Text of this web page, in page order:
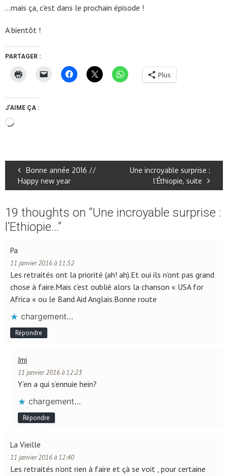
…mais ça, c’est dans le prochain épisode !
A bientôt !
PARTAGER :
Plus
J’AIME ÇA :
Chargement…
Bonne année 2016 //
Happy new year
Une incroyable surprise :
l’Éthiopie, suite
19 thoughts on “Une incroyable surprise :
l’Ethiopie…”
Pa
11 janvier 2016 à 11:52
Les retraités ont la priorité (ah! ah).Et oui ils n’ont pas grand
chose à faire.Mais c’est oublié alors la chanson « USA for
Africa « ou le Band Aid Anglais.Bonne route
chargement…
Répondre
Jmi
11 janvier 2016 à 12:23
Y’en a qui s’ennuie hein?
chargement…
Répondre
La Vieille
11 janvier 2016 à 12:40
Les retraités n’ont rien à faire et çà se voit , pour certaine